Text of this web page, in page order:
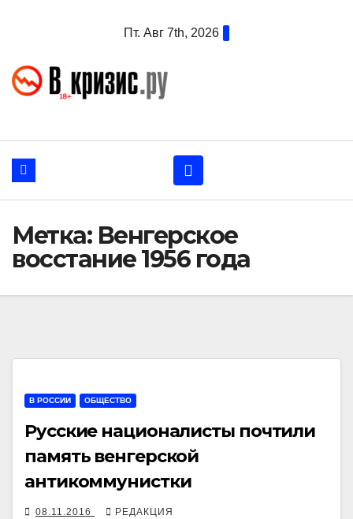
Пт. Авг 7th, 2026
Метка: Венгерское
восстание 1956 года
В РОССИИ ОБЩЕСТВО
Русские националисты почтили
память венгерской
антикоммунистки
08.11.2016 РЕДАКЦИЯ